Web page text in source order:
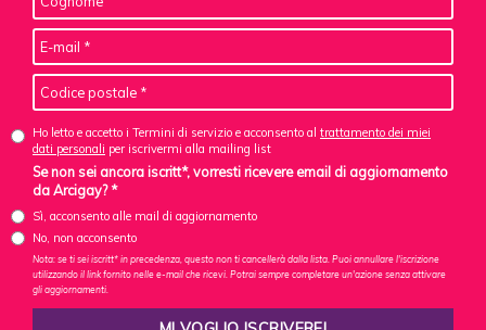
Ho letto e accetto i Termini di servizio e acconsento al trattamento dei miei
dati personali per iscrivermi alla mailing list
Se non sei ancora iscritt*, vorresti ricevere email di aggiornamento
da Arcigay? *
Sì, acconsento alle mail di aggiornamento
No, non acconsento
Nota: se ti sei iscritt* in precedenza, questo non ti cancellerà dalla lista. Puoi annullare l'iscrizione
utilizzando il link fornito nelle e-mail che ricevi. Potrai sempre completare un'azione senza attivare
gli aggiornamenti.